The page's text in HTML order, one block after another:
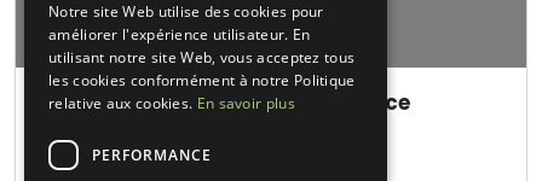
L'art Du Gout Traiteur D'excellence
Cuisine régionale • Français Traditionnel
Notre site Web utilise des cookies pour
améliorer l'expérience utilisateur. En
utilisant notre site Web, vous acceptez tous
les cookies conformément à notre Politique
relative aux cookies. En savoir plus
PERFORMANCE